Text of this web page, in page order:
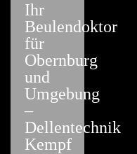
Ihr
Beulendoktor
für
Obernburg
und
Umgebung
–
Dellentechnik
Kempf